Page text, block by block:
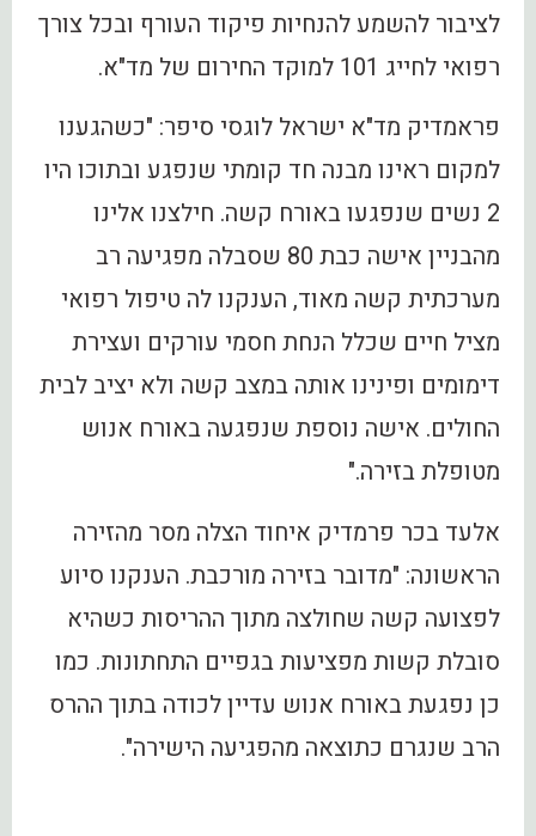
לציבור להשמע להנחיות פיקוד העורף ובכל צורך
רפואי לחייג 101 למוקד החירום של מד"א.
פראמדיק מד"א ישראל לוגסי סיפר: "כשהגענו
למקום ראינו מבנה חד קומתי שנפגע ובתוכו היו
2 נשים שנפגעו באורח קשה. חילצנו אלינו
מהבניין אישה כבת 80 שסבלה מפגיעה רב
מערכתית קשה מאוד, הענקנו לה טיפול רפואי
מציל חיים שכלל הנחת חסמי עורקים ועצירת
דימומים ופינינו אותה במצב קשה ולא יציב לבית
החולים. אישה נוספת שנפגעה באורח אנוש
מטופלת בזירה."
אלעד בכר פרמדיק איחוד הצלה מסר מהזירה
הראשונה: "מדובר בזירה מורכבת. הענקנו סיוע
לפצועה קשה שחולצה מתוך ההריסות כשהיא
סובלת קשות מפציעות בגפיים התחתונות. כמו
כן נפגעת באורח אנוש עדיין לכודה בתוך ההרס
הרב שנגרם כתוצאה מהפגיעה הישירה".